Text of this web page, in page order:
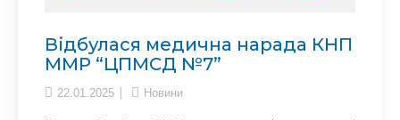
Відбулася медична нарада КНП
ММР “ЦПМСД №7”
22.01.2025 Новини